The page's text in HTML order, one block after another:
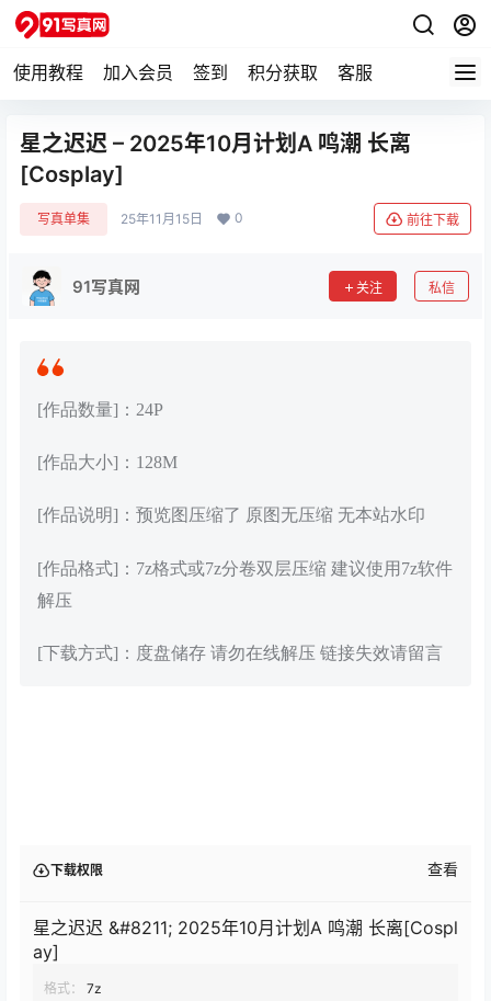
使用教程 加入会员 签到 积分获取 客服
星之迟迟 – 2025年10月计划A 鸣潮 长离
[Cosplay]
写真单集 25年11月15日 0 前往下载
91写真网 关注 私信
[作品数量]：24P
[作品大小]：128M
[作品说明]：预览图压缩了 原图无压缩 无本站水印
[作品格式]：7z格式或7z分卷双层压缩 建议使用7z软件
解压
[下载方式]：度盘储存 请勿在线解压 链接失效请留言
下载权限 查看
星之迟迟 &#8211; 2025年10月计划A 鸣潮 长离[Cospl
ay]
格式：
7z